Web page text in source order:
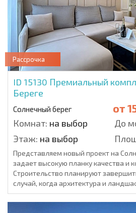
Рассрочка
ID 15130 Премиальный
Береге
Солнечный берег от
Комнат: на выбор До
Этаж: на выбор
Представляем новый проект на
задает высокую планку качества и
Строительство планируют
случай, когда архитектура и